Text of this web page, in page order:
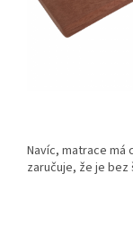
Navíc, matrace má
zaručuje, že je